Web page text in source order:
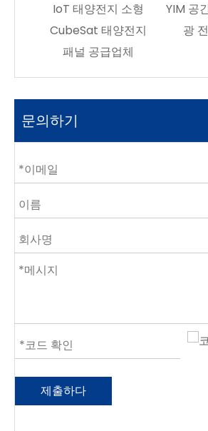
YIM 공간 소형 태양
광 전지 전원
문의하기
제출하다